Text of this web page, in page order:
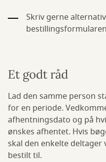
Skriv gerne
bestillingsformularen
Et godt råd
Lad den samme person
for en periode.
afhentningsdato og på
ønskes afhentet. Hvis
skal den enkelte deltager
bestilt til.